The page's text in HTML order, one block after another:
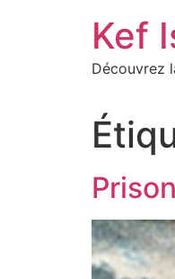
Kef
Découvrez